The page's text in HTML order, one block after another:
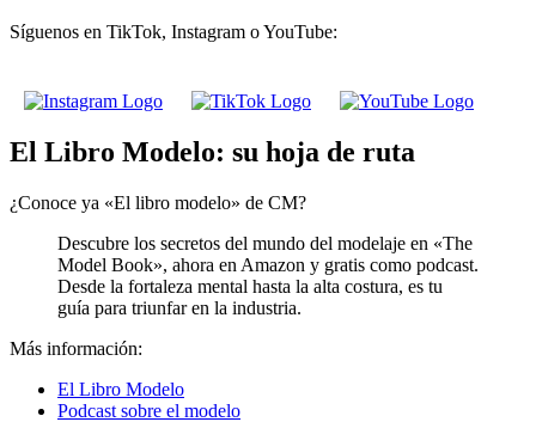
Síguenos en TikTok, Instagram o YouTube:
El Libro Modelo: su hoja de ruta
¿Conoce ya «El libro modelo» de CM?
Descubre los secretos del mundo del modelaje en «The
Model Book», ahora en Amazon y gratis como podcast.
Desde la fortaleza mental hasta la alta costura, es tu
guía para triunfar en la industria.
Más información:
El Libro Modelo
Podcast sobre el modelo